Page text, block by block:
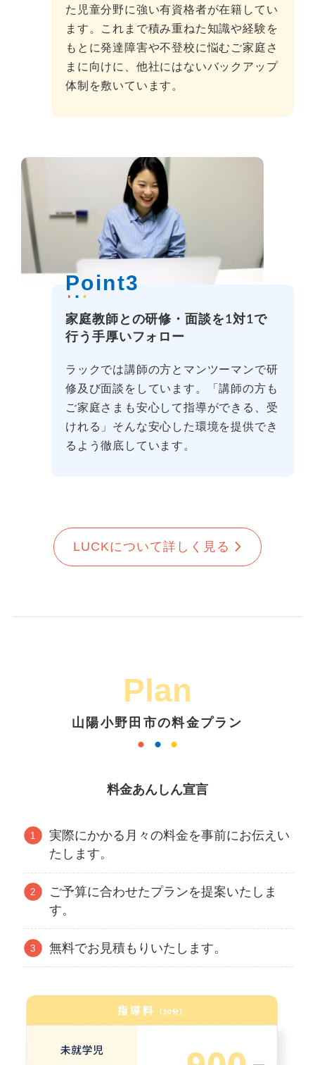
た児童分野に強い有資格者が在籍してい
ます。これまで積み重ねた知識や経験を
もとに発達障害や不登校に悩むご家庭さ
まに向けに、他社にはないバックアップ
体制を敷いています。
Point3
家庭教師との研修・面談を1対1で
行う手厚いフォロー
ラックでは講師の方とマンツーマンで研
修及び面談をしています。「講師の方も
ご家庭さまも安心して指導ができる、受
けれる」そんな安心した環境を提供でき
るよう徹底しています。
LUCKについて詳しく見る
Plan
山陽小野田市の料金プラン
料金あんしん宣言
実際にかかる月々の料金を事前にお伝えい
たします。
ご予算に合わせたプランを提案いたしま
す。
無料でお見積もりいたします。